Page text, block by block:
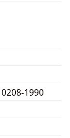
0208-1990